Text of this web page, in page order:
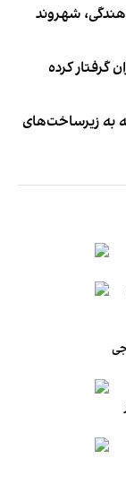
پس از پناهندگی، شهروند
گرفتار کرده
به زیرساخت‌های